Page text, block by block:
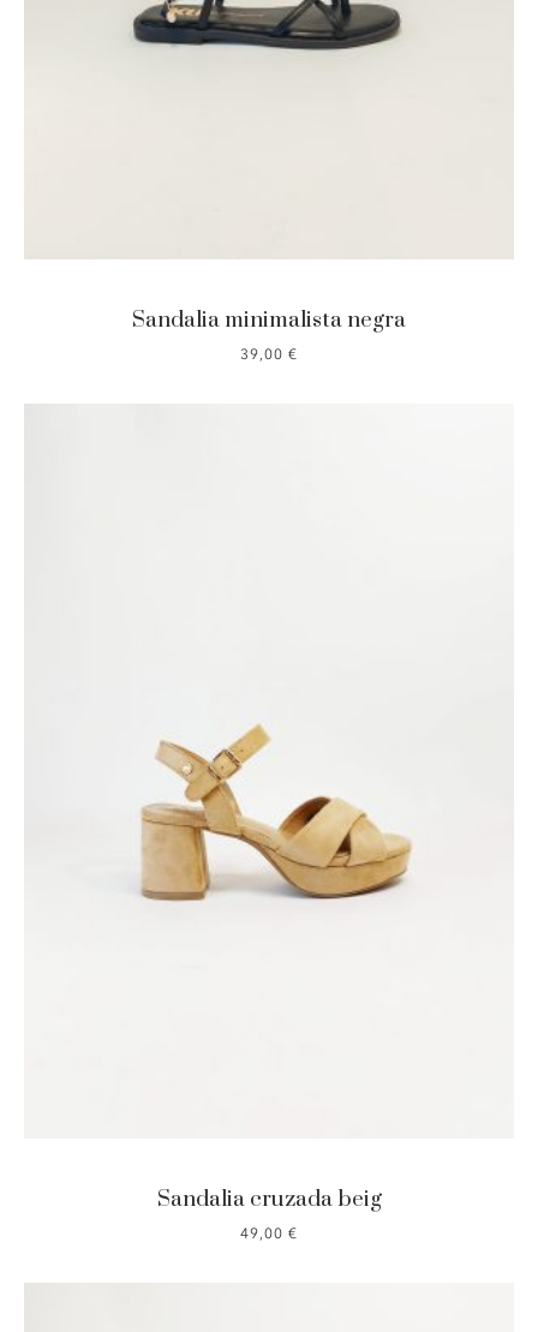
Sandalia minimalista negra
39,00 €
Sandalia cruzada beig
49,00 €